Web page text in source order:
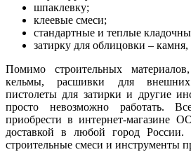
шпаклевку;
клеевые смеси;
стандартные и теплые
затирку для облицовки –
Помимо строительных
кельмы, расшивки для
пистолеты для затирки и другие
просто невозможно работать.
приобрести в интернет-магазине
доставкой в любой город России.
строительные смеси и инструменты